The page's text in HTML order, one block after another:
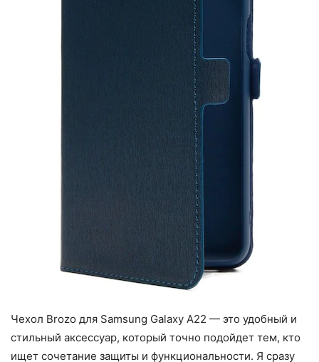
Чехол Brozo для Samsung Galaxy A22 — это удобный и
стильный аксессуар, который точно подойдет тем, кто
ищет сочетание защиты и функциональности. Я сразу